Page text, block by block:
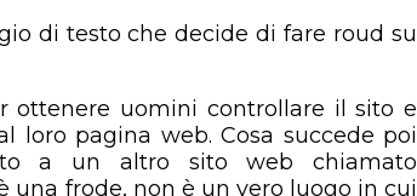
di testo che decide di fare roud su
ottenere uomini controllare il sito e
pagina web. Cosa succede poi
a un altro sito web chiamato
una frode, non è un vero luogo in cui